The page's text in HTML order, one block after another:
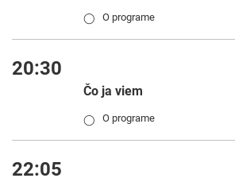
◯ O programe
20:30
Čo ja viem
◯ O programe
22:05